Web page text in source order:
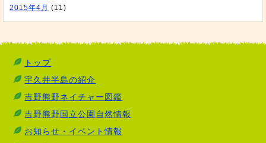
2015年4月 (11)
トップ
宇久井半島の紹介
吉野熊野ネイチャー図鑑
吉野熊野国立公園自然情報
お知らせ・イベント情報